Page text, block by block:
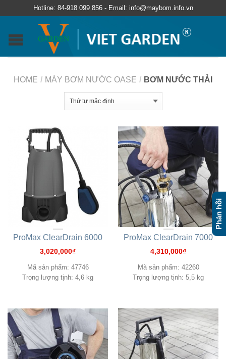
Hotline: 84-918 099 856 - Email: info@maybom.info.vn
HOME / MÁY BƠM NƯỚC OASE / BƠM NƯỚC THẢI
ProMax ClearDrain 6000
3,020,000₫
Mã sản phẩm: 47746
Trọng lượng tịnh: 4,6 kg
ProMax ClearDrain 7000
4,310,000₫
Mã sản phẩm: 42260
Trọng lượng tịnh: 5,5 kg
Phản hồi